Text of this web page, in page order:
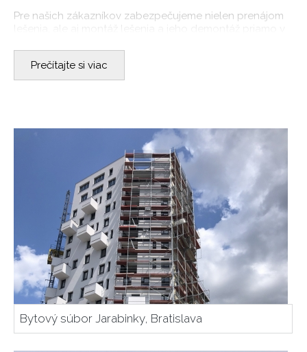
Pre našich zákazníkov zabezpečujeme nielen prenájom
efektívny priebeh vašej stavebnej práce.
GRAF, ktoré sú známe svojou kvalitou a spoľahlivosťou.
Naši odborníci vám radi poradia pri výbere lešenia, ktoré
najlepšie vyhovuje vašim potrebám a požiadavkám.
V našej ponuke nechýbajú ani kvalitné hliníkové
nájazdové rampy, ktoré sú vhodné pre rôzne typy
kolesovej aj pásovej techniky. Tieto rampy vám umožnia
jednoduché a bezpečné nakladanie a vykladanie
stavebných strojov a techniky.
Naša spoločnosť sa vyznačuje vysokou flexibilitou a
profesionalitou vo všetkých našich službách. Vieme sa
prispôsobiť individuálnym potrebám každého zákazníka
a ponúkame mu individuálne podmienky, ktoré budú
vyhovovať jeho konkrétnym požiadavkám.
Ak hľadáte spoľahlivého partnera pre predaj alebo
Prečítajte si viac
Bytový súbor Jarabinky, Bratislava